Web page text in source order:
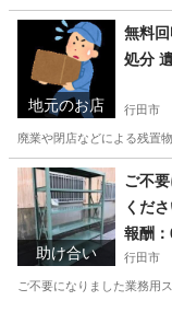
埼玉 熊谷市 その他
地元のお店
無料
処分
行田市
廃業や閉店などによる残置
埼玉 行田市 便利屋
助け合い
ご不
くだ
スチ
ク オ
ボル
報酬
行田市
ご不要になりました業務用